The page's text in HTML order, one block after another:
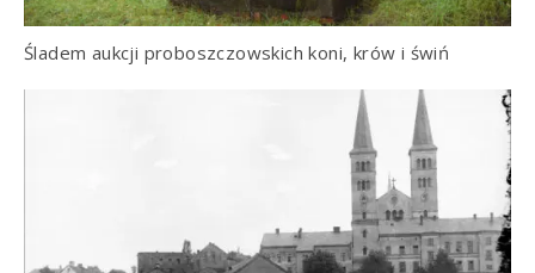
Śladem aukcji proboszczowskich koni, krów i świń